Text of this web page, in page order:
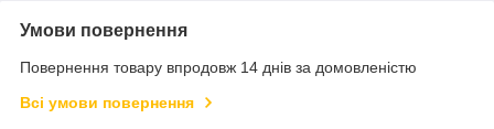
Умови повернення
Повернення товару впродовж 14 днів за домовленістю
Всі умови повернення